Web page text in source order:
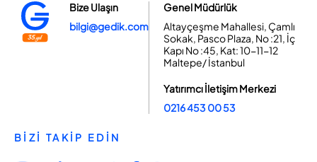
Bize Ulaşın
bilgi@gedik.com
Genel Müdürlük
Altayçeşme Mahallesi, Çamlı
Sokak, Pasco Plaza, No :21, İç
Kapı No :45, Kat: 10-11-12
Maltepe/ İstanbul
Yatırımcı İletişim Merkezi
0216 453 00 53
BİZİ TAKİP EDİN